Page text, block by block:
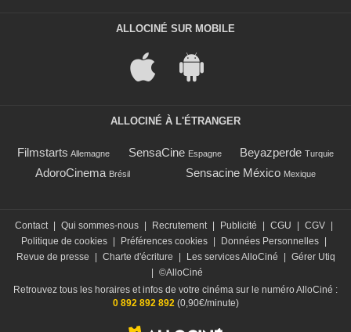
ALLOCINÉ SUR MOBILE
ALLOCINÉ À L'ÉTRANGER
Filmstarts Allemagne SensaCine Espagne Beyazperde Turquie
AdoroCinema Brésil Sensacine México Mexique
Contact Qui sommes-nous Recrutement Publicité CGU CGV
Politique de cookies
Préférences cookies Données Personnelles
Revue de presse
Charte d'écriture Les services AlloCiné
Gérer Utiq
©AlloCiné
Retrouvez tous les horaires et infos de votre cinéma sur le numéro AlloCiné :
0 892 892 892(0,90€/minute)